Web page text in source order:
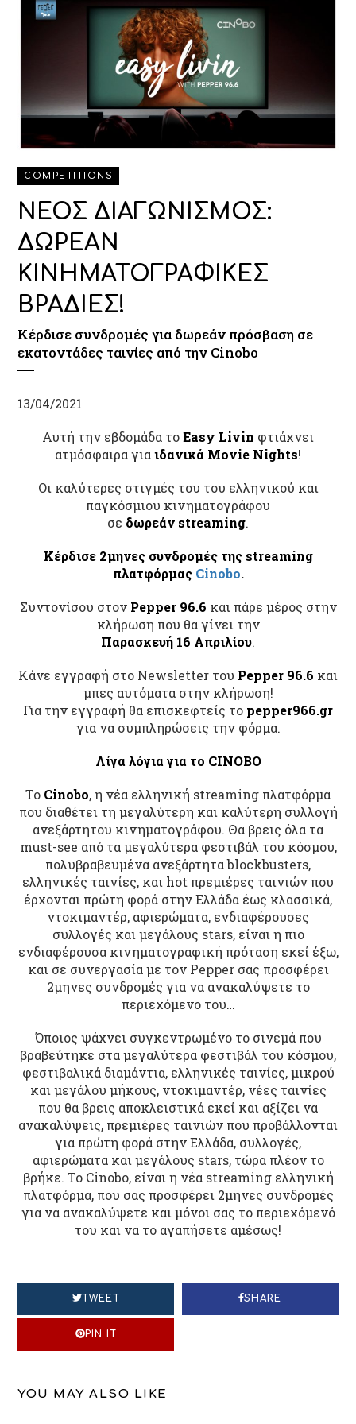
COMPETITIONS
ΝΕΟΣ ΔΙΑΓΩΝΙΣΜΟΣ:
ΔΩΡΕΑΝ
ΚΙΝΗΜΑΤΟΓΡΑΦΙΚΕΣ
ΒΡΑΔΙΕΣ!
Κέρδισε συνδρομές για δωρεάν πρόσβαση σε
εκατοντάδες ταινίες από την Cinobo
13/04/2021
Αυτή την εβδομάδα τοEasy Livin φτιάχνει
ατμόσφαιρα γιαιδανικά Movie Nights!
Οι καλύτερες στιγμές του του ελληνικού και
παγκόσμιου κινηματογράφου
σε δωρεάν streaming.
Κέρδισε 2μηνες συνδρομές της streaming
πλατφόρμας Cinobo.
Συντονίσου στον Pepper 96.6 και πάρε μέρος στην
κλήρωση που θα γίνει την
Παρασκευή 16 Απριλίου.
Κάνε εγγραφή στο Newsletter του Pepper 96.6 και
μπες αυτόματα στην κλήρωση!
Για την εγγραφή θα επισκεφτείς το pepper966.gr
για να συμπληρώσεις την φόρμα.
Λίγα λόγια για το CINOBO
To Cinobo, η νέα ελληνική streaming πλατφόρμα
που διαθέτει τη μεγαλύτερη και καλύτερη συλλογή
ανεξάρτητου κινηματογράφου. Θα βρεις όλα τα
must-see από τα μεγαλύτερα φεστιβάλ του κόσμου,
πολυβραβευμένα ανεξάρτητα blockbusters,
ελληνικές ταινίες, και hot πρεμιέρες ταινιών που
έρχονται πρώτη φορά στην Ελλάδα έως κλασσικά,
ντοκιμαντέρ, αφιερώματα, ενδιαφέρουσες
συλλογές και μεγάλους stars, είναι η πιο
ενδιαφέρουσα κινηματογραφική πρόταση εκεί έξω,
και σε συνεργασία με τον Pepper σας προσφέρει
2μηνες συνδρομές για να ανακαλύψετε το
περιεχόμενο του…
Όποιος ψάχνει συγκεντρωμένο το σινεμά που
βραβεύτηκε στα μεγαλύτερα φεστιβάλ του κόσμου,
φεστιβαλικά διαμάντια, ελληνικές ταινίες, μικρού
και μεγάλου μήκους, ντοκιμαντέρ, νέες ταινίες
που θα βρεις αποκλειστικά εκεί και αξίζει να
ανακαλύψεις, πρεμιέρες ταινιών που προβάλλονται
για πρώτη φορά στην Ελλάδα, συλλογές,
αφιερώματα και μεγάλους stars, τώρα πλέον το
βρήκε. Το Cinobo, είναι η νέα streaming ελληνική
πλατφόρμα, που σας προσφέρει 2μηνες συνδρομές
για να ανακαλύψετε και μόνοι σας το περιεχόμενό
του και να το αγαπήσετε αμέσως!
TWEET SHARE
PIN IT
YOU MAY ALSO LIKE